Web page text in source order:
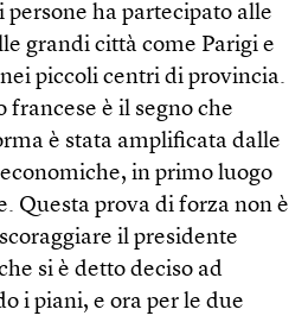
ha partecipato alle
grandi città come Parigi e
piccoli centri di provincia.
francese è il segno che
è stata amplificata dalle
in primo luogo
Questa prova di forza non è
il presidente
si è detto deciso ad
i piani, e ora per le due